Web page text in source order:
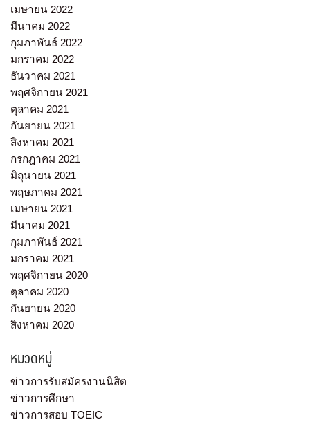
เมษายน 2022
มีนาคม 2022
กุมภาพันธ์ 2022
มกราคม 2022
ธันวาคม 2021
พฤศจิกายน 2021
ตุลาคม 2021
กันยายน 2021
สิงหาคม 2021
กรกฎาคม 2021
มิถุนายน 2021
พฤษภาคม 2021
เมษายน 2021
มีนาคม 2021
กุมภาพันธ์ 2021
มกราคม 2021
พฤศจิกายน 2020
ตุลาคม 2020
กันยายน 2020
สิงหาคม 2020
หมวดหมู่
ข่าวการรับสมัครงานนิสิต
ข่าวการศึกษา
ข่าวการสอบ TOEIC